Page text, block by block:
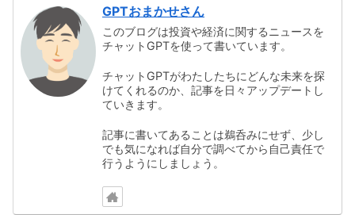
GPTおまかせさん
このブログは投資や経済に関するニュースを
チャットGPTを使って書いています。
チャットGPTがわたしたちにどんな未来を探
けてくれるのか、記事を日々アップデートし
ていきます。
記事に書いてあることは鵜呑みにせず、少し
でも気になれば自分で調べてから自己責任で
行うようにしましょう。